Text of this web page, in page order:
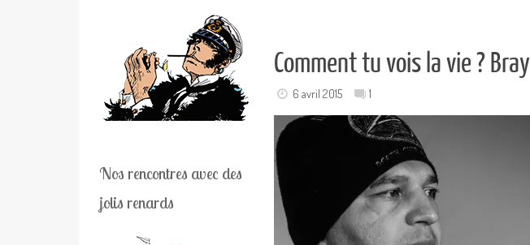
Comment tu vois la vie ?
6 avril 2015 1
Nos rencontres avec des
jolis renards